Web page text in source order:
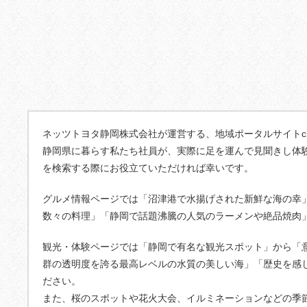
ネッツトヨタ静岡株式会社が運営する、地域ポータルサイト
静岡県に暮らす私たち社員が、実際に足を運んで見聞きし
を検索する際にお役立ていただければ幸いです。
グルメ情報ページでは「沼津港で水揚げされた新鮮な海の
数々の料理」「静岡で話題沸騰の人気のラーメンや絶品焼
観光・体験ページでは「静岡で有名な観光スポット」から
群の透明度を誇る最高レベルの水質の美しい海」「歴史を
ださい。
また、桜のスポットや花火大会、イルミネーションなどの